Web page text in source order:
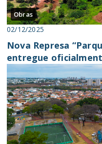
Obras
02/12/2025
Nova Represa
entregue